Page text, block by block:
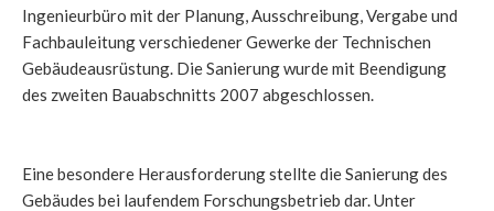
Ingenieurbüro mit der Planung, Ausschreibung, Vergabe und
Fachbauleitung verschiedener Gewerke der Technischen
Gebäudeausrüstung. Die Sanierung wurde mit Beendigung
des zweiten Bauabschnitts 2007 abgeschlossen.
Eine besondere Herausforderung stellte die Sanierung des
Gebäudes bei laufendem Forschungsbetrieb dar. Unter